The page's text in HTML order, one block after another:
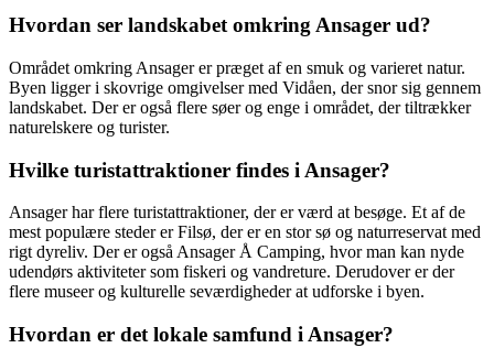
Hvordan ser landskabet omkring Ansager ud?
Området omkring Ansager er præget af en smuk og varieret natur.
Byen ligger i skovrige omgivelser med Vidåen, der snor sig gennem
landskabet. Der er også flere søer og enge i området, der tiltrækker
naturelskere og turister.
Hvilke turistattraktioner findes i Ansager?
Ansager har flere turistattraktioner, der er værd at besøge. Et af de
mest populære steder er Filsø, der er en stor sø og naturreservat med
rigt dyreliv. Der er også Ansager Å Camping, hvor man kan nyde
udendørs aktiviteter som fiskeri og vandreture. Derudover er der
flere museer og kulturelle seværdigheder at udforske i byen.
Hvordan er det lokale samfund i Ansager?